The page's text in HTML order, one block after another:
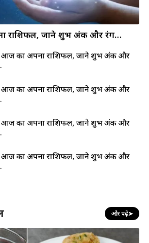
राशिफल, जाने शुभ अंक और रंग…
का अपना राशिफल, जाने शुभ अंक और
का अपना राशिफल, जाने शुभ अंक और
का अपना राशिफल, जाने शुभ अंक और
का अपना राशिफल, जाने शुभ अंक और
और पढ़ें➤